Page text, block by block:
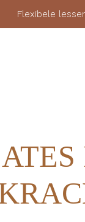
Flexibele